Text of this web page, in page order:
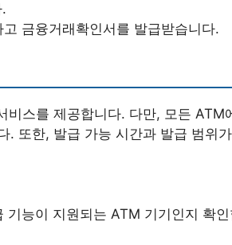
금융거래확인서를 발급받습니다.
스를 제공합니다. 다만, 모든 ATM
. 또한, 발급 가능 시간과 발급 범위
기능이 지원되는 ATM 기기인지 확